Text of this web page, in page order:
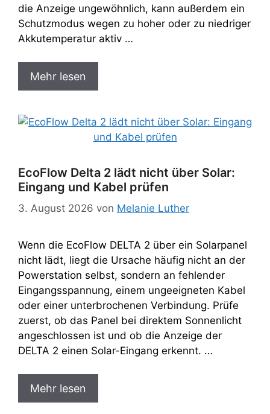
die Anzeige ungewöhnlich, kann außerdem ein
Schutzmodus wegen zu hoher oder zu niedriger
Akkutemperatur aktiv …
Mehr lesen
EcoFlow Delta 2 lädt nicht über Solar:
Eingang und Kabel prüfen
3. August 2026 von Melanie Luther
Wenn die EcoFlow DELTA 2 über ein Solarpanel
nicht lädt, liegt die Ursache häufig nicht an der
Powerstation selbst, sondern an fehlender
Eingangsspannung, einem ungeeigneten Kabel
oder einer unterbrochenen Verbindung. Prüfe
zuerst, ob das Panel bei direktem Sonnenlicht
angeschlossen ist und ob die Anzeige der
DELTA 2 einen Solar-Eingang erkennt. …
Mehr lesen